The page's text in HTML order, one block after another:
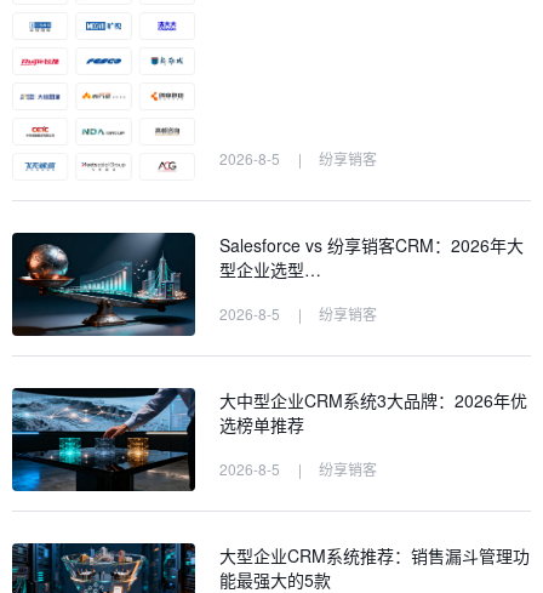
2026-8-5 | 纷享销客
Salesforce vs 纷享销客CRM：2026年大
型企业选型…
2026-8-5 | 纷享销客
大中型企业CRM系统3大品牌：2026年优
选榜单推荐
2026-8-5 | 纷享销客
大型企业CRM系统推荐：销售漏斗管理功
能最强大的5款